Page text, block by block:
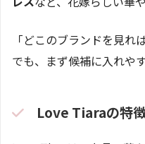
「どこのブランドを見
でも、まず候補に入れや
Love Tiaraの特